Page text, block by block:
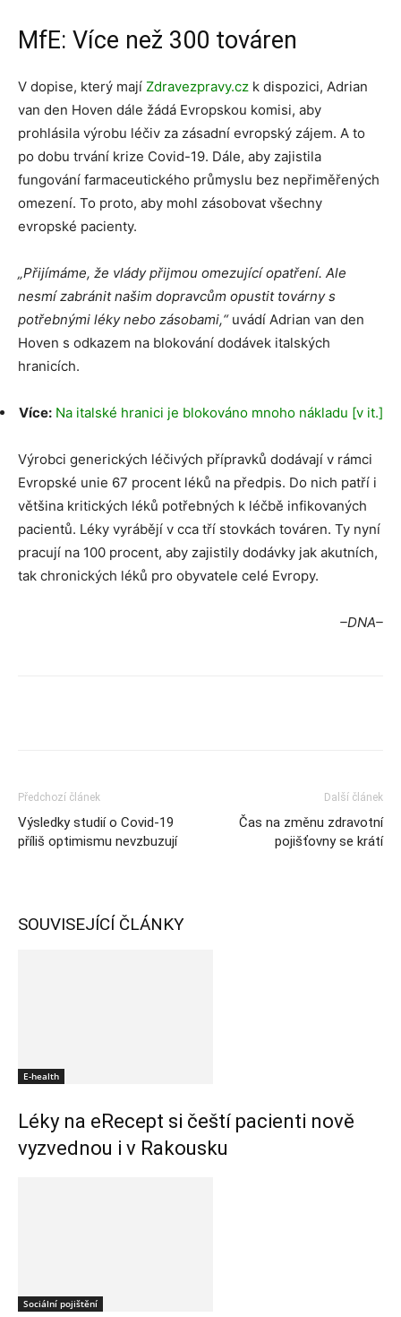
MfE: Více než 300 továren
V dopise, který mají Zdravezpravy.cz k dispozici, Adrian
van den Hoven dále žádá Evropskou komisi, aby
prohlásila výrobu léčiv za zásadní evropský zájem. A to
po dobu trvání krize Covid-19. Dále, aby zajistila
fungování farmaceutického průmyslu bez nepřiměřených
omezení. To proto, aby mohl zásobovat všechny
evropské pacienty.
„Přijímáme, že vlády přijmou omezující opatření. Ale
nesmí zabránit našim dopravcům opustit továrny s
potřebnými léky nebo zásobami,“ uvádí Adrian van den
Hoven s odkazem na blokování dodávek italských
hranicích.
Více: Na italské hranici je blokováno mnoho nákladu [v it.]
Výrobci generických léčivých přípravků dodávají v rámci
Evropské unie 67 procent léků na předpis. Do nich patří i
většina kritických léků potřebných k léčbě infikovaných
pacientů. Léky vyrábějí v cca tří stovkách továren. Ty nyní
pracují na 100 procent, aby zajistily dodávky jak akutních,
tak chronických léků pro obyvatele celé Evropy.
–DNA–
Předchozí článek
Výsledky studií o Covid-19
příliš optimismu nevzbuzují
Další článek
Čas na změnu zdravotní
pojišťovny se krátí
SOUVISEJÍCÍ ČLÁNKY
E-health
Léky na eRecept si čeští pacienti nově
vyzvednou i v Rakousku
Sociální pojištění